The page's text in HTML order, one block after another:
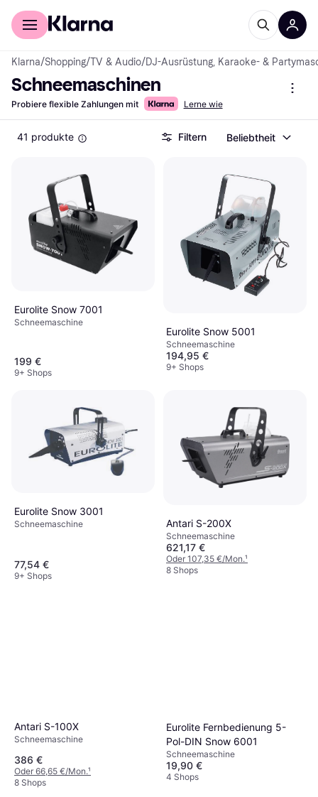
Für Shopper
Klarna/Shopping/TV & Audio/DJ-Ausrüstung, Karaoke- &
Schneemaschinen
Probiere flexible Zahlungen mit Lerne wie
41 produkte Filtern Beliebtheit
Eurolite Snow 7001
Schneemaschine
199 €
9+ Shops
Eurolite Snow 5001
Schneemaschine
194,95 €
9+ Shops
Eurolite Snow 3001
Schneemaschine
77,54 €
9+ Shops
Antari S-200X
Schneemaschine
621,17 €
Oder 107,35 €/Mon.¹
8 Shops
Antari S-100X
Schneemaschine
386 €
Oder 66,65 €/Mon.¹
8 Shops
Eurolite Fernbedienung 5-
Pol-DIN Snow 6001
Schneemaschine
19,90 €
4 Shops